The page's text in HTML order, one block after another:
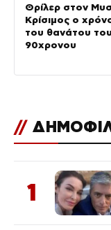
Θρίλερ στον
Κρίσιμος ο
του θανάτου του
90χρονου
//
1